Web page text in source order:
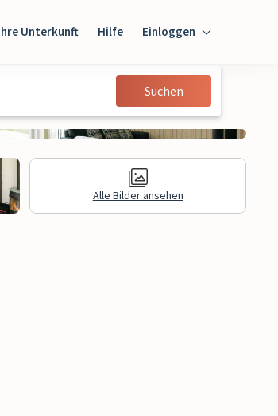
Unterkunft Hilfe Einloggen
Einloggen
Gast
Suchen
Alle Bilder ansehen